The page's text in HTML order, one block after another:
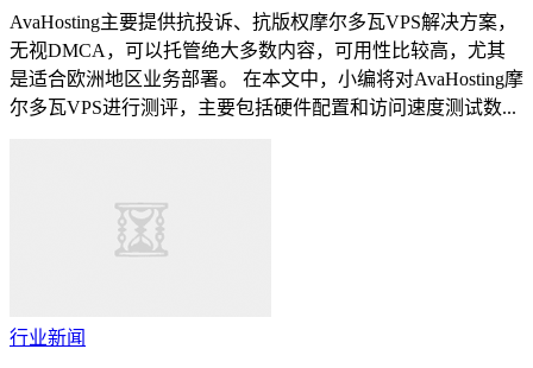
AvaHosting主要提供抗投诉、抗版权摩尔多瓦VPS解决方案，
无视DMCA，可以托管绝大多数内容，可用性比较高，尤其
是适合欧洲地区业务部署。 在本文中，小编将对AvaHosting摩
尔多瓦VPS进行测评，主要包括硬件配置和访问速度测试数...
行业新闻